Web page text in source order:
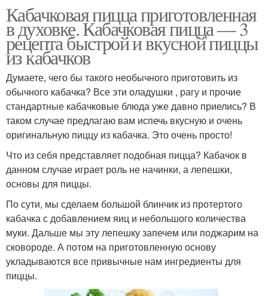
Кабачковая пицца приготовленная
в духовке. Кабачковая пицца — 3
рецепта быстрой и вкусной пиццы
из кабачков
Думаете, чего бы такого необычного приготовить из
обычного кабачка? Все эти оладушки , рагу и прочие
стандартные кабачковые блюда уже давно приелись? В
таком случае предлагаю вам испечь вкусную и очень
оригинальную пиццу из кабачка. Это очень просто!
Что из себя представляет подобная пицца? Кабачок в
данном случае играет роль не начинки, а лепешки,
основы для пиццы.
По сути, мы сделаем большой блинчик из протертого
кабачка с добавлением яиц и небольшого количества
муки. Дальше мы эту лепешку запечем или поджарим на
сковороде. А потом на приготовленную основу
укладываются все привычные нам ингредиенты для
пиццы.